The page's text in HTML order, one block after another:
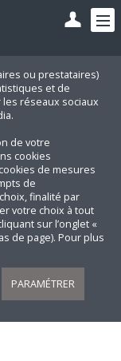
ou prestataires)
et de
réseaux sociaux
de votre
cookies
de mesures
de
finalité par
votre choix à tout
sur l’onglet «
de page). Pour plus
PARAMÉTRER